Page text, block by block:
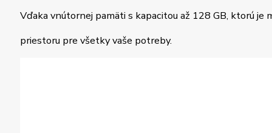
Vďaka vnútornej pamäti s kapacitou až 128 GB, ktorú
priestoru pre všetky vaše potreby.